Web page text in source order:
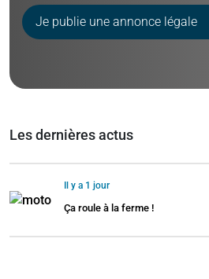
Je publie une annonce légale
Les dernières actus
Il y a 1 jour
Ça roule à la ferme !